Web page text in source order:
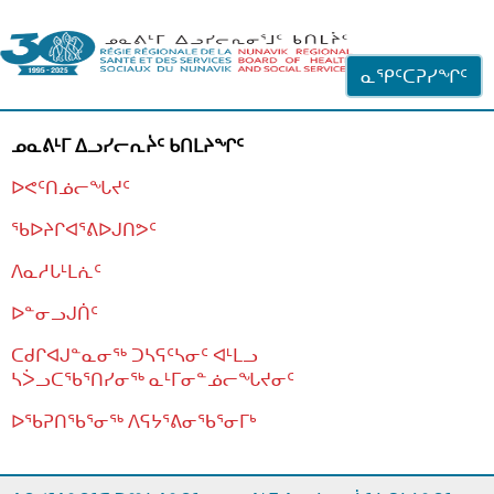
ᓇᕿᑦᑕᕈᓯᖏᑦ
ᓄᓇᕕᒻᒥ ᐃᓗᓯᓕᕆᔩᑦ ᑲᑎᒪᔨᖏᑦ
ᐅᕙᑦᑎᓅᓕᖓᔪᑦ
ᖃᐅᔨᒋᐊᕐᕕᐅᒍᑎᕗᑦ
ᐱᓇᓱᒐᒻᒪᕇᑦ
ᐅᓐᓂᓗᒍᑏᑦ
ᑕᑯᒋᐊᒍᓐᓇᓂᖅ ᑐᓴᕋᑦᓴᓂᑦ ᐊᒻᒪᓗ
ᓴᐴᓗᑕᖃᕐᑎᓯᓂᖅ ᓇᒻᒥᓂᓐᓅᓕᖓᔪᓂᑦ
ᐅᖃᕈᑎᖃᕐᓂᖅ ᐱᕋᔭᕐᕕᓂᖃᕐᓂᒥᒃ
ᒫᓂᑉᐳᑎᑦ